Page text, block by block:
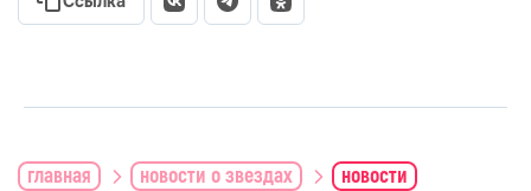
главная новости о звездах новости